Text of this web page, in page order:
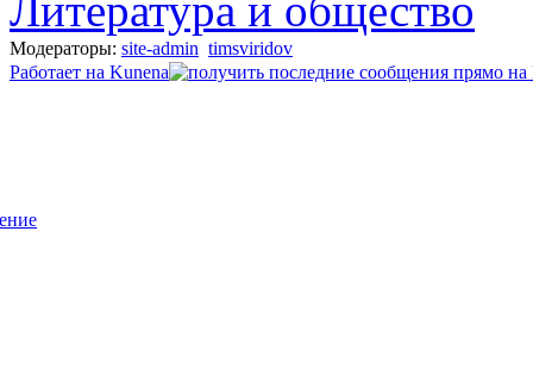
Модераторы: site-admin timsviridov
Работает на Kunena